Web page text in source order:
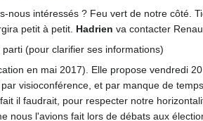
intéressés ? Feu vert de notre côté.
petit à petit. Hadrien va contacter
(pour clarifier ses informations)
en mai 2017). Elle propose vendredi
visioconférence, et par manque de
il faudrait, pour respecter notre
l'avions fait lors de débats aux